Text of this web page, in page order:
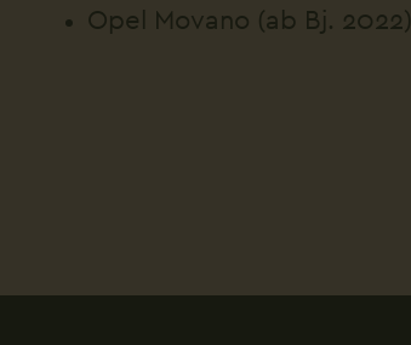
Opel Movano (ab Bj. 2022)